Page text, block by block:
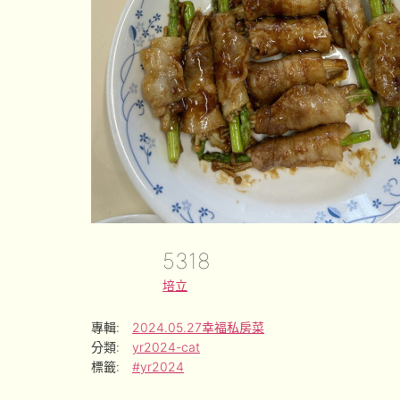
5318
培立
專輯:
2024.05.27幸福私房菜
分類:
yr2024-cat
標籤:
#yr2024